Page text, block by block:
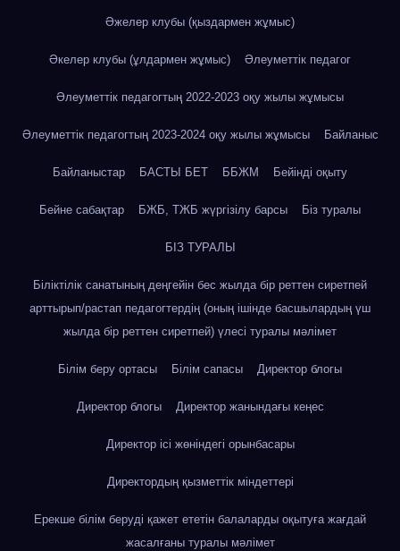
Әжелер клубы (қыздармен жұмыс)
Әкелер клубы (ұлдармен жұмыс) Әлеуметтік педагог
Әлеуметтік педагогтың 2022-2023 оқу жылы жұмысы
Әлеуметтік педагогтың 2023-2024 оқу жылы жұмысы Байланыс
Байланыстар БАСТЫ БЕТ ББЖМ Бейінді оқыту
Бейне сабақтар БЖБ, ТЖБ жүргізілу барсы Біз туралы
БІЗ ТУРАЛЫ
Біліктілік санатының деңгейін бес жылда бір реттен сиретпей
арттырып/растап педагогтердің (оның ішінде басшылардың үш
жылда бір реттен сиретпей) үлесі туралы мәлімет
Білім беру ортасы Білім сапасы Директор блогы
Директор блогы Директор жанындағы кеңес
Директор ісі жөніндегі орынбасары
Директордың қызметтік міндеттері
Ерекше білім беруді қажет ететін балаларды оқытуға жағдай
жасалғаны туралы мәлімет